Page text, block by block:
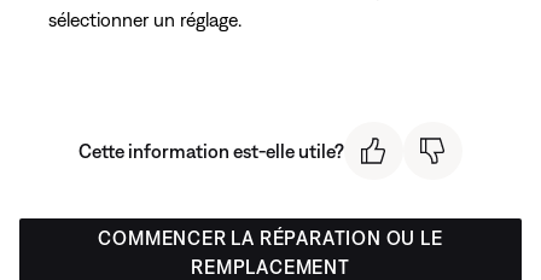
sélectionner un réglage.
Cette information est-elle utile?
COMMENCER LA RÉPARATION OU LE
REMPLACEMENT